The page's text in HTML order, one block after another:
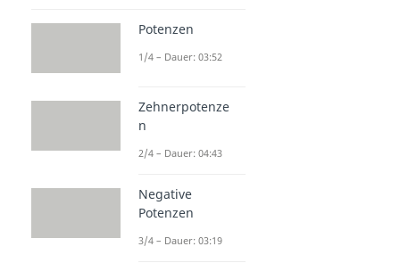
Potenzen
1/4 – Dauer: 03:52
Zehnerpotenze
n
2/4 – Dauer: 04:43
Negative
Potenzen
3/4 – Dauer: 03:19